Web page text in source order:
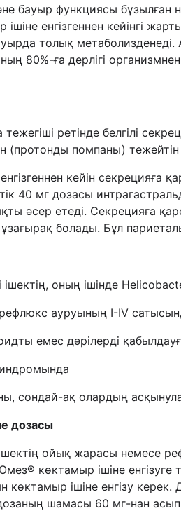
бауыр функциясы бұзылған
енгізгеннен кейінгі
толық
80%-ға дерлігі
ретінде белгілі
(протонды помпаны)
кейін секрецияға
40 мг дозасы
әсер етеді. Секрецияға
болады. Бұл
ішектің, оның ішінде
ауруының I-IV
емес дәрілерді
сондай-ақ олардың
дозасы
ойық жарасы немесе
Омез® көктамыр ішіне
көктамыр ішіне енгізу
дозаның шамасы 60 мг-нан